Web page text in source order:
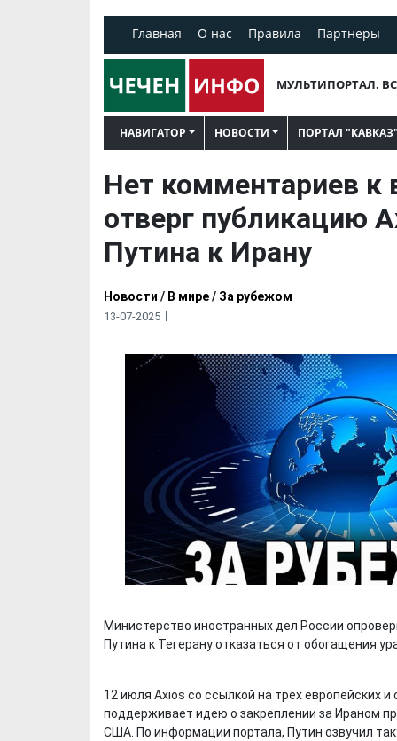
Главная О нас Правила Партнеры
МУЛЬТИПОРТАЛ.
НАВИГАТОР НОВОСТИ ПОРТАЛ "КАВКАЗ"
Нет комментариев
отверг публикацию
Путина к Ирану
Новости / В мире/ За рубежом
13-07-2025
Министерство иностранных дел России
Путина к Тегерану отказаться от обогащения
12 июля Axios со ссылкой на трех европейских
поддерживает идею о закреплении за Ираном
США. По информации портала, Путин озвучил